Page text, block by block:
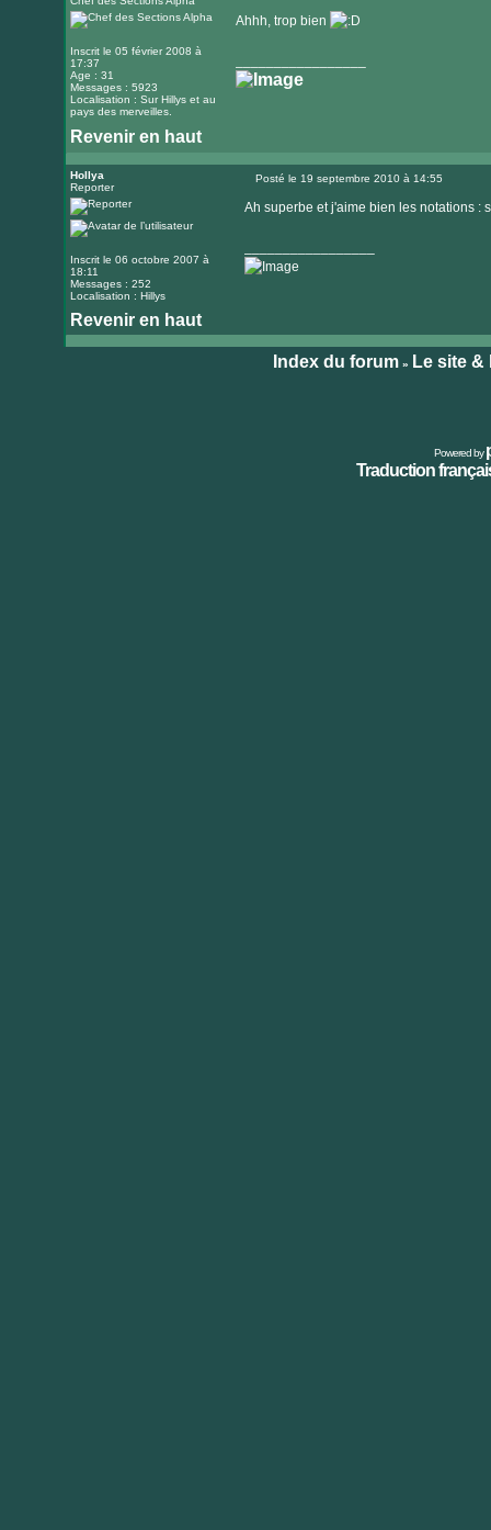
Inscrit le 05 février 2008 à
17:37
Age : 31
Messages : 5923
Localisation : Sur Hillys et au
pays des merveilles.
Ahhh, trop bien
Revenir en haut
le
internet
Hollya
Reporter
Inscrit le 06 octobre 2007 à
18:11
Messages : 252
Localisation : Hillys
Posté le 19 septembre 2010 à 14:55
Ah superbe et j'aime bien les notations :
Revenir en haut
Index du forum» Le site &
Powered by
Traduction